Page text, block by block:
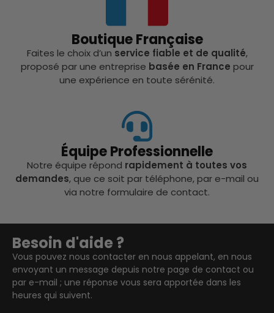
Boutique Française
Faites le choix d’un service fiable et de qualité,
proposé par une entreprise basée en France pour
une expérience en toute sérénité.
Équipe Professionnelle
Notre équipe répond rapidement à toutes vos
demandes, que ce soit par téléphone, par e-mail ou
via notre formulaire de contact.
Besoin d'aide ?
Vous pouvez nous contacter en nous appelant, en nous
envoyant un message depuis notre page de contact ou
par e-mail ; une réponse vous sera apportée dans les
heures qui suivent.